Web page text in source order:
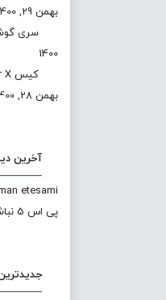
بهمن 29, 1400
سری گوشی
1400
کیس Sneaker X کولرمستر شبیه به کفش است
بهمن 28, 1400
آخرین
etesami
پی اس 5 نباشید